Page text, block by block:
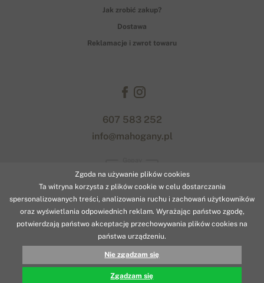
941.20 zł
Jak zrobić zakup?
Dostawa
Reklamacje i zwrot towaru
607 583 252
info@mahogany.pl
© 2026 www.mahogany.pl
bynaum. | Powered by
Zgoda na używanie plików cookies
Ta witryna korzysta z plików cookie w celu dostarczania
spersonalizowanych treści, analizowania ruchu i zachowań użytkowników
oraz wyświetlania odpowiednich reklam. Wyrażając państwo zgodę,
potwierdzają państwo akceptację przechowywania plików cookies na
państwa urządzeniu.
Nie zgadzam się
Zgadzam się